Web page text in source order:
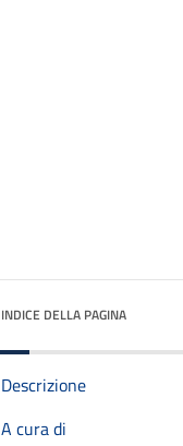
INDICE DELLA PAGINA
Descrizione
A cura di